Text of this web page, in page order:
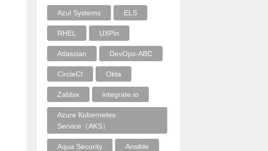
Azul Systems ELS
RHEL UXPin
Atlassian DevOps-ABC
CircleCI Okta
Zabbix integrate.io
Azure Kubernetes
Service（AKS）
Aqua Security Ansible